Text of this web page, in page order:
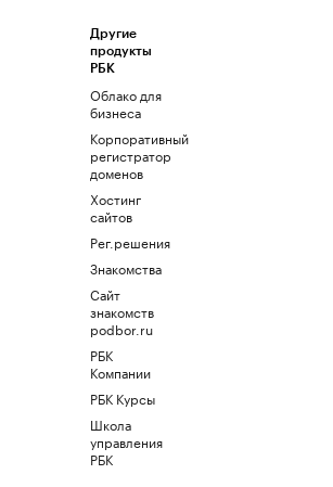
Другие
продукты
РБК
Облако для
бизнеса
Корпоративный
регистратор
доменов
Хостинг
сайтов
Рег.решения
Знакомства
Сайт
знакомств
podbor.ru
РБК
Компании
РБК Курсы
Школа
управления
РБК